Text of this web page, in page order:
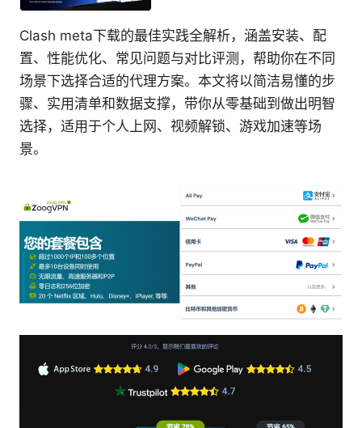
Clash meta下载的最佳实践全解析，涵盖安装、配
置、性能优化、常见问题与对比评测，帮助你在不同
场景下选择合适的代理方案。本文将以简洁易懂的步
骤、实用清单和数据支撑，带你从零基础到做出明智
选择，适用于个人上网、视频解锁、游戏加速等场
景。